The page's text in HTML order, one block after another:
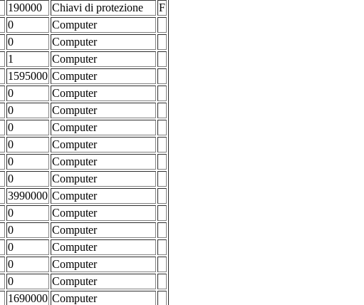
190000 Chiavi di protezione
F
0
Computer
0
Computer
1
Computer
1595000 Computer
0
Computer
0
Computer
0
Computer
0
Computer
0
Computer
0
Computer
3990000 Computer
0
Computer
0
Computer
0
Computer
0
Computer
0
Computer
1690000 Computer